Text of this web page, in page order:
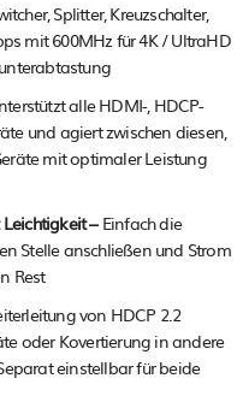
Splitter, Kreuzschalter,
mit 600MHz für 4K / UltraHD
alle HDMI-, HDCP-
und agiert zwischen diesen,
mit optimaler Leistung
–Einfach die
Stelle anschließen und Strom
Rest
von HDCP 2.2
oder Kovertierung in andere
einstellbar für beide